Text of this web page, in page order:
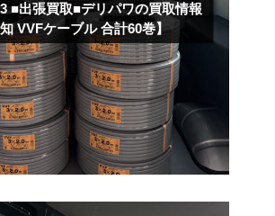
■出張買取■デリパワの買取情報
知 VVFケーブル 合計60巻】